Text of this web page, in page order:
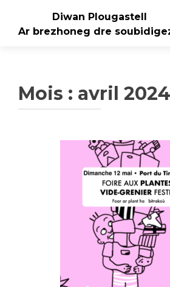
Diwan Plougastell
Ar brezhoneg dre
Mois : avril 2024